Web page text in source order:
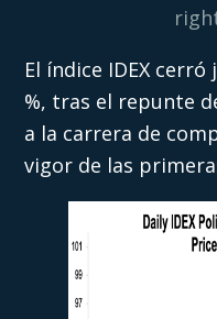
El índice IDEX
%, tras el repunte
a la carrera de
vigor de las